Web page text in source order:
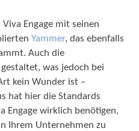
Engage mit seinen
Yammer, das ebenfalls
Auch die
was jedoch bei
kein Wunder ist –
hat hier die Standards
Engage wirklich benötigen,
Ihrem Unternehmen zu